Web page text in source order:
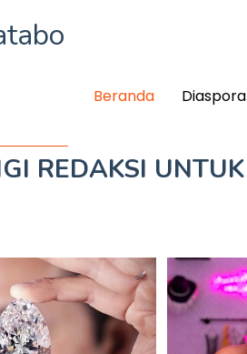
Beranda Diaspora
REDAKSI UNTUK